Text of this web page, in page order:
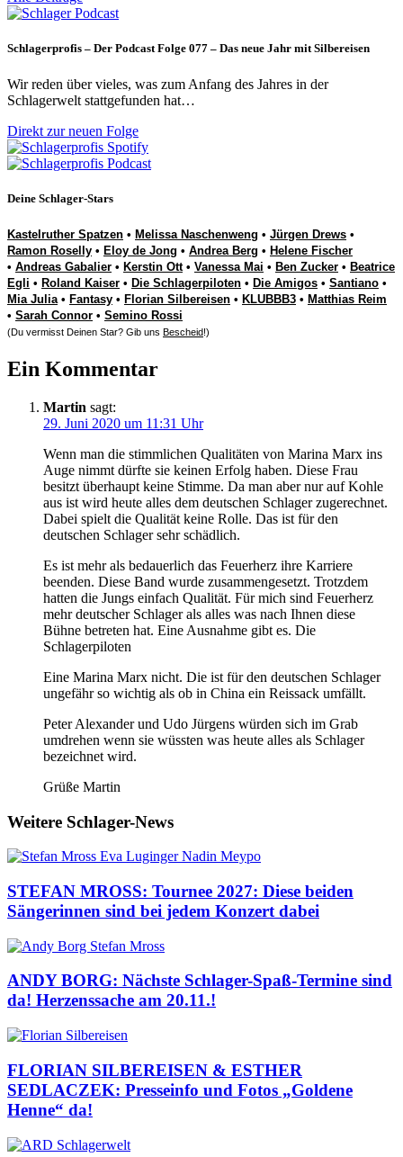
Schlagerprofis – Der Podcast Folge 077 – Das neue Jahr mit Silbereisen
Wir reden über vieles, was zum Anfang des Jahres in der
Schlagerwelt stattgefunden hat…
Direkt zur neuen Folge
Deine Schlager-Stars
Kastelruther Spatzen • Melissa Naschenweng • Jürgen Drews •
Ramon Roselly • Eloy de Jong • Andrea Berg • Helene Fischer
• Andreas Gabalier • Kerstin Ott• Vanessa Mai • Ben Zucker • Beatrice
Egli • Roland Kaiser • Die Schlagerpiloten • Die Amigos • Santiano •
Mia Julia• Fantasy • Florian Silbereisen • KLUBBB3 • Matthias Reim
• Sarah Connor • Semino Rossi
(Du vermisst Deinen Star? Gib uns Bescheid!)
Ein Kommentar
Martin sagt:
29. Juni 2020 um 11:31 Uhr
Wenn man die stimmlichen Qualitäten von Marina Marx ins
Auge nimmt dürfte sie keinen Erfolg haben. Diese Frau
besitzt überhaupt keine Stimme. Da man aber nur auf Kohle
aus ist wird heute alles dem deutschen Schlager zugerechnet.
Dabei spielt die Qualität keine Rolle. Das ist für den
deutschen Schlager sehr schädlich.
Es ist mehr als bedauerlich das Feuerherz ihre Karriere
beenden. Diese Band wurde zusammengesetzt. Trotzdem
hatten die Jungs einfach Qualität. Für mich sind Feuerherz
mehr deutscher Schlager als alles was nach Ihnen diese
Bühne betreten hat. Eine Ausnahme gibt es. Die
Schlagerpiloten
Eine Marina Marx nicht. Die ist für den deutschen Schlager
ungefähr so wichtig als ob in China ein Reissack umfällt.
Peter Alexander und Udo Jürgens würden sich im Grab
umdrehen wenn sie wüssten was heute alles als Schlager
bezeichnet wird.
Grüße Martin
Weitere Schlager-News
STEFAN MROSS: Tournee 2027: Diese beiden
Sängerinnen sind bei jedem Konzert dabei
ANDY BORG: Nächste Schlager-Spaß-Termine sind
da! Herzenssache am 20.11.!
FLORIAN SILBEREISEN & ESTHER
SEDLACZEK: Presseinfo und Fotos „Goldene
Henne“ da!